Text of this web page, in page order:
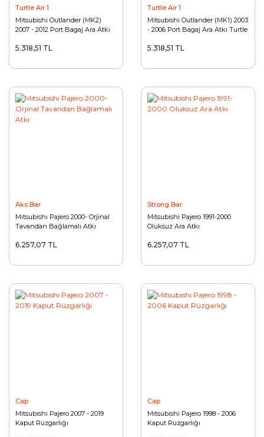
Turtle Air 1
Mitsubishi Outlander (MK2)
2007 - 2012 Port Bagaj Ara Atkı
5.318,51 TL
Turtle Air 1
Mitsubishi Outlander (MK1) 2003
- 2006 Port Bagaj Ara Atkı Turtle
5.318,51 TL
Aks Bar
Mıtsubishı Pajero 2000- Orjinal
Tavandan Bağlamalı Atkı
6.257,07 TL
Strong Bar
Mitsubishi Pajero 1991-2000
Oluksuz Ara Atkı
6.257,07 TL
Cap
Mitsubishi Pajero 2007 - 2019
Kaput Rüzgarlığı
Cap
Mitsubishi Pajero 1998 - 2006
Kaput Rüzgarlığı